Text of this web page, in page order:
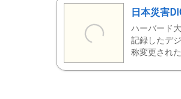
日本災害
ハーバード
記録したデ
称変更された